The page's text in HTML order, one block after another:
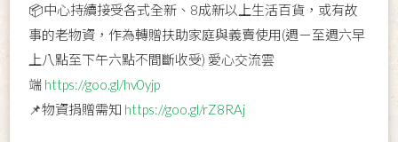
📦中心持續接受各式全新、8成新以上生活百貨，或有故
事的老物資，作為轉贈扶助家庭與義賣使用(週ㄧ至週六早
上八點至下午六點不間斷收受) 愛心交流雲
端 https://goo.gl/hv0yjp
📌物資捐贈需知 https://goo.gl/rZ8RAj